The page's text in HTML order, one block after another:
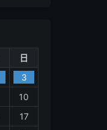
日
3
10
17